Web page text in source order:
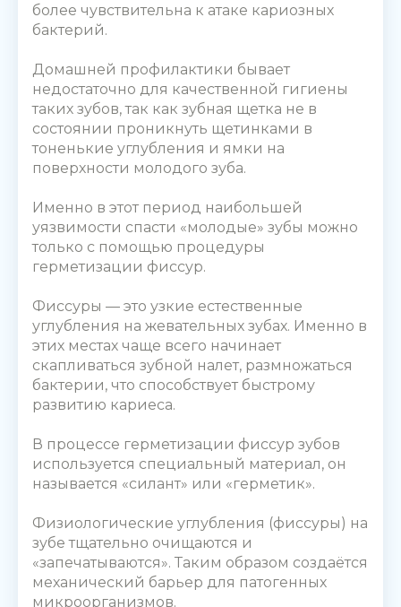
более чувствительна к атаке кариозных
бактерий.
Домашней профилактики бывает
недостаточно для качественной гигиены
таких зубов, так как зубная щетка не в
состоянии проникнуть щетинками в
тоненькие углубления и ямки на
поверхности молодого зуба.
Именно в этот период наибольшей
уязвимости спасти «молодые»‎ зубы можно
только с помощью процедуры
герметизации фиссур.
Фиссуры — это узкие естественные
углубления на жевательных зубах. Именно в
этих местах чаще всего начинает
скапливаться зубной налет, размножаться
бактерии, что способствует быстрому
развитию кариеса.
В процессе герметизации фиссур зубов
используется специальный материал, он
называется «силант» или «герметик».
Физиологические углубления (фиссуры) на
зубе тщательно очищаются и
«запечатываются». Таким образом создаётся
механический барьер для патогенных
микроорганизмов.